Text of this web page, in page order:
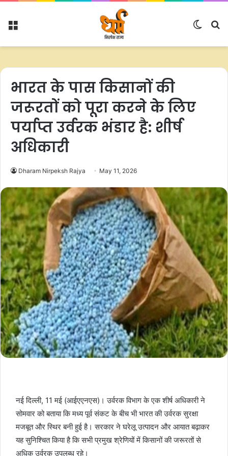
Menu
Switch
भारत के पास किसानों की
जरूरतों को पूरा करने के लिए
पर्याप्त उर्वरक भंडार है: शीर्ष
अधिकारी
Dharam Nirpeksh Rajya May 11, 2026
नई दिल्ली, 11 मई (आईएएनएस)। उर्वरक विभाग के एक शीर्ष अधिकारी ने
सोमवार को बताया कि मध्य पूर्व संकट के बीच भी भारत की उर्वरक सुरक्षा
मजबूत और स्थिर बनी हुई है। सरकार ने घरेलू उत्पादन और आयात बढ़ाकर
यह सुनिश्चित किया है कि सभी प्रमुख श्रेणियों में किसानों की जरूरतों से
अधिक उर्वरक उपलब्ध रहे।